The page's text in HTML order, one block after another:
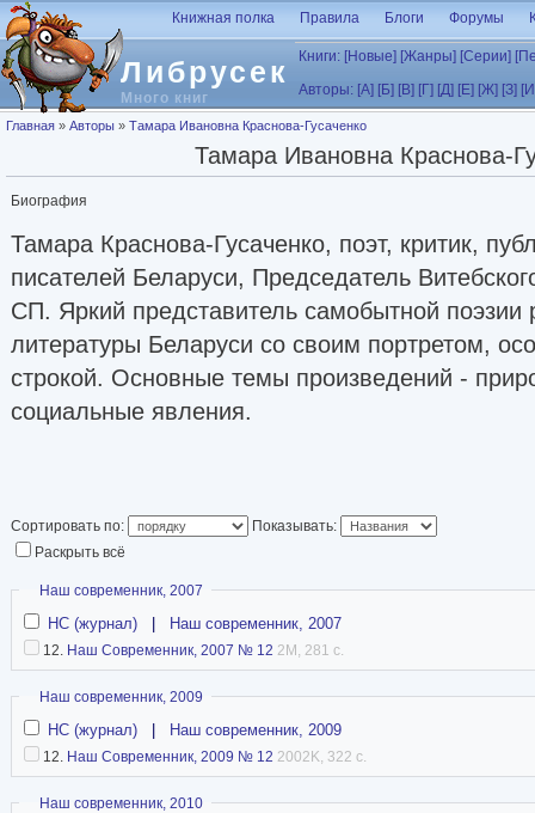
Перейти к основному содержанию
Либрусек
Много книг
Книжная полка Правила Блоги Форумы
Книги: [Новые] [Жанры] [Серии]
Авторы: [А] [Б] [В] [Г] [Д] [Е] [Ж] [З]
Вы здесь
Главная » Авторы » Тамара Ивановна Краснова-Гусаченко
Тамара Ивановна Краснова-
Биография
Тамара Краснова-Гусаченко, поэт, критик,
писателей Беларуси, Председатель
СП. Яркий представитель самобытной поэзии
литературы Беларуси со своим портретом,
строкой. Основные темы произведений -
социальные явления.
Сортировать по:
Показывать:
Раскрыть всё
Скрыть
Наш современник, 2007
НС (журнал) Наш современник, 2007
12. Наш Современник, 2007 № 12 2M, 281 с.
Скрыть
Наш современник, 2009
НС (журнал) Наш современник, 2009
12. Наш Современник, 2009 № 12 2002K, 322 с.
Скрыть
Наш современник, 2010